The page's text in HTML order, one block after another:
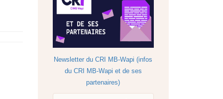
Newsletter du CRI MB-Wapi (infos
du CRI MB-Wapi et de ses
partenaires)